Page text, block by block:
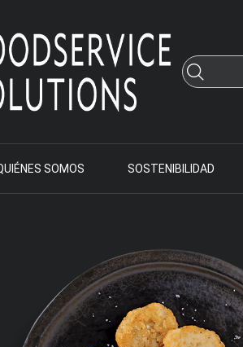
SOMOS SOSTENIBILIDAD